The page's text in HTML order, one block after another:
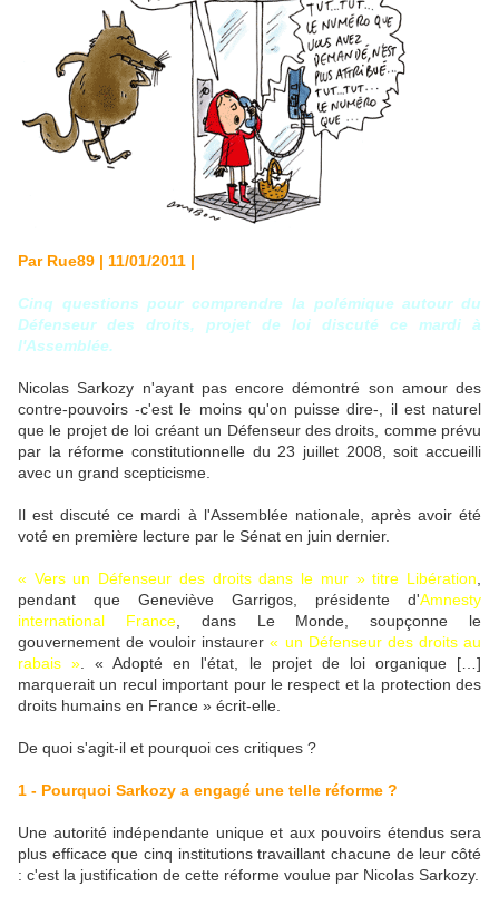
Par Rue89 | 11/01/2011 |
Cinq questions pour comprendre la polémique autour du
Défenseur des droits, projet de loi discuté ce mardi à
l'Assemblée.
Nicolas Sarkozy n'ayant pas encore démontré son amour des
contre-pouvoirs -c'est le moins qu'on puisse dire-, il est naturel
que le projet de loi créant un Défenseur des droits, comme prévu
par la réforme constitutionnelle du 23 juillet 2008, soit accueilli
avec un grand scepticisme.
Il est discuté ce mardi à l'Assemblée nationale, après avoir été
voté en première lecture par le Sénat en juin dernier.
« Vers un Défenseur des droits dans le mur » titre Libération
pendant que Geneviève Garrigos, présidente d'Amnesty
international France, dans Le Monde, soupçonne le
gouvernement de vouloir instaurer« un Défenseur des droits au
rabais » . « Adopté en l'état, le projet de loi organique […]
marquerait un recul important pour le respect et la protection des
droits humains en France » écrit-elle.
De quoi s'agit-il et pourquoi ces critiques ?
1 - Pourquoi Sarkozy a engagé une telle réforme ?
Une autorité indépendante unique et aux pouvoirs étendus sera
plus efficace que cinq institutions travaillant chacune de leur côté
: c'est la justification de cette réforme voulue par Nicolas Sarkozy.